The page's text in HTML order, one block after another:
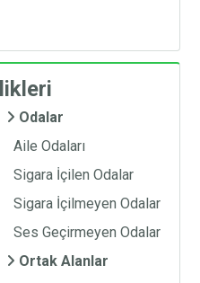
Odalar
Aile Odaları
Sigara İçilen Odalar
Sigara İçilmeyen Odalar
Ses Geçirmeyen Odalar
Ortak Alanlar